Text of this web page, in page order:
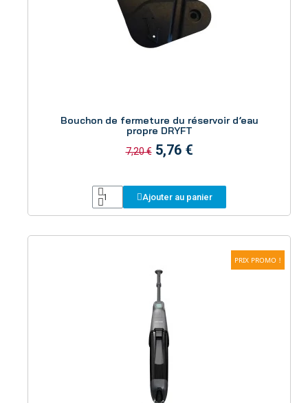
Bouchon de fermeture du réservoir d’eau
propre DRYFT
7,20 € 5,76 €
Ajouter au panier
PRIX PROMO !